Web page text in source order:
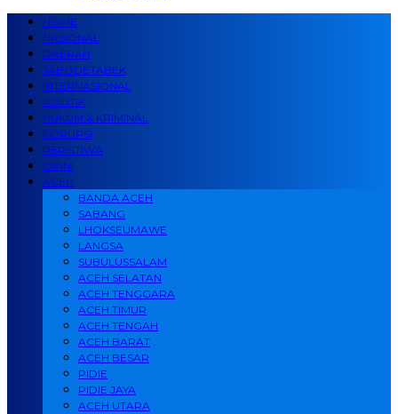
HOME
NASIONAL
DAERAH
JABODETABEK
INTERNASIONAL
POLITIK
HUKUM & KRIMINAL
KORUPSI
PERISTIWA
OPINI
ACEH
BANDA ACEH
SABANG
LHOKSEUMAWE
LANGSA
SUBULUSSALAM
ACEH SELATAN
ACEH TENGGARA
ACEH TIMUR
ACEH TENGAH
ACEH BARAT
ACEH BESAR
PIDIE
PIDIE JAYA
ACEH UTARA